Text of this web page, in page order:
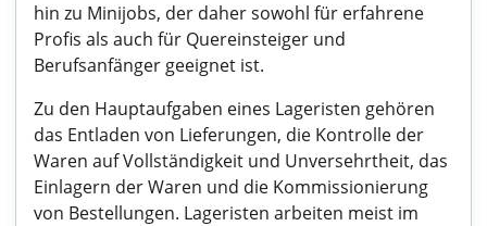
hin zu Minijobs, der daher sowohl für erfahrene
Profis als auch für Quereinsteiger und
Berufsanfänger geeignet ist.
Zu den Hauptaufgaben eines Lageristen gehören
das Entladen von Lieferungen, die Kontrolle der
Waren auf Vollständigkeit und Unversehrtheit, das
Einlagern der Waren und die Kommissionierung
von Bestellungen. Lageristen arbeiten meist im